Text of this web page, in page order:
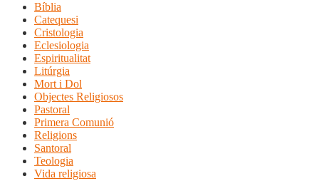
Bíblia
Catequesi
Cristologia
Eclesiologia
Espiritualitat
Litúrgia
Mort i Dol
Objectes Religiosos
Pastoral
Primera Comunió
Religions
Santoral
Teologia
Vida religiosa